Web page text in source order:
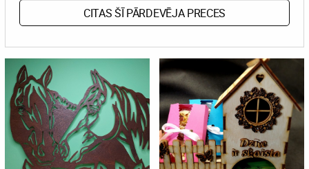
CITAS ŠĪ PĀRDEVĒJA PRECES